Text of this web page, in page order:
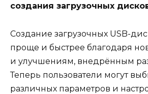
создания загрузочных
Создание загрузочных USB-
проще и быстрее благодаря
и улучшениям, внедрённым
Теперь пользователи могут
различных параметров и